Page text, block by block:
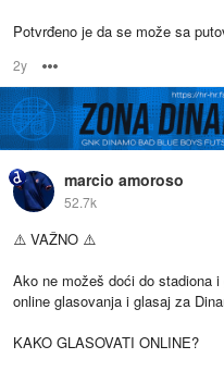
Potvrđeno je da se može sa
2y
marcio amoroso
52.7k
⚠️ VAŽNO ⚠️
Ako ne možeš doći do stadiona
online glasovanja i glasaj za
KAKO GLASOVATI ONLINE?